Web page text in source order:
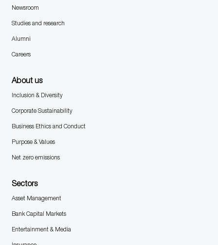
Newsroom
Studies and research
Alumni
Careers
About us
Inclusion & Diversity
Corporate Sustainability
Business Ethics and Conduct
Purpose & Values
Net zero emissions
Sectors
Asset Management
Bank Capital Markets
Entertainment & Media